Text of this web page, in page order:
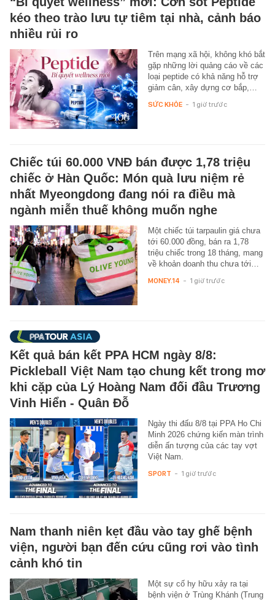
kéo theo trào lưu tự tiêm tại nhà, cảnh báo
nhiều rủi ro
Trên mạng xã hội, không khó bắt
gặp những lời quảng cáo về các
loại peptide có khả năng hỗ trợ
giảm cân, xây dựng cơ bắp,…
SỨC KHỎE - 1 giờ trước
Chiếc túi 60.000 VNĐ bán được 1,78 triệu
chiếc ở Hàn Quốc: Món quà lưu niệm rẻ
nhất Myeongdong đang nói ra điều mà
ngành miễn thuế không muốn nghe
Một chiếc túi tarpaulin giá chưa
tới 60.000 đồng, bán ra 1,78
triệu chiếc trong 18 tháng, mang
về khoản doanh thu chưa tới…
MONEY.14 - 1 giờ trước
Kết quả bán kết PPA HCM ngày 8/8:
Pickleball Việt Nam tạo chung kết trong mơ
khi cặp của Lý Hoàng Nam đối đầu Trương
Vinh Hiển - Quân Đỗ
Ngày thi đấu 8/8 tại PPA Ho Chi
Minh 2026 chứng kiến màn trình
diễn ấn tượng của các tay vợt
Việt Nam.
SPORT - 1 giờ trước
Nam thanh niên kẹt đầu vào tay ghế bệnh
viện, người bạn đến cứu cũng rơi vào tình
cảnh khó tin
Một sự cố hy hữu xảy ra tại
bệnh viện ở Trùng Khánh (Trung